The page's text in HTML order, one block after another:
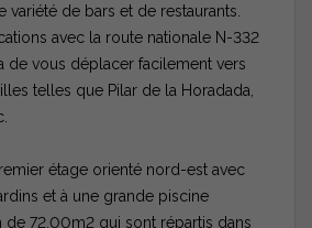
variété de bars et de restaurants.
avec la route nationale N-332
de vous déplacer facilement vers
telles que Pilar de la Horadada,
étage orienté nord-est avec
et à une grande piscine
de 72.00m2 qui sont répartis dans